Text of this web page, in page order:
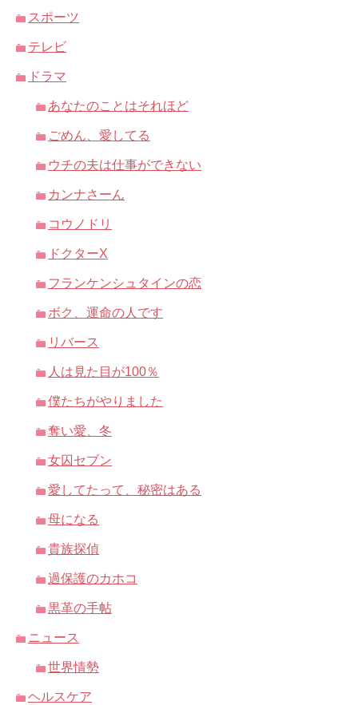
スポーツ
テレビ
ドラマ
あなたのことはそれほど
ごめん、愛してる
ウチの夫は仕事ができない
カンナさーん
コウノドリ
ドクターX
フランケンシュタインの恋
ボク、運命の人です
リバース
人は見た目が100％
僕たちがやりました
奪い愛、冬
女囚セブン
愛してたって、秘密はある
母になる
貴族探偵
過保護のカホコ
黒革の手帖
ニュース
世界情勢
ヘルスケア